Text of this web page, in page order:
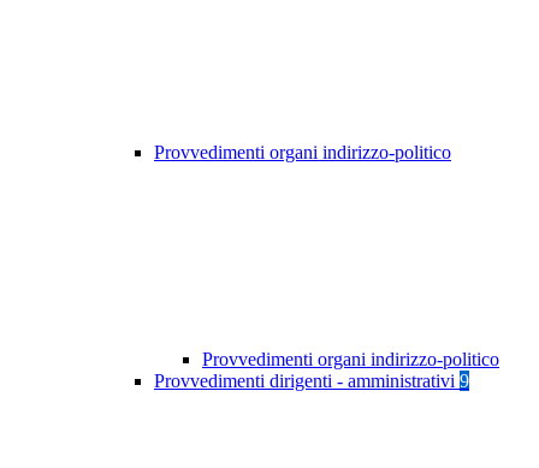
Provvedimenti organi indirizzo-politico
Provvedimenti organi indirizzo-politico
Provvedimenti dirigenti - amministrativi 9